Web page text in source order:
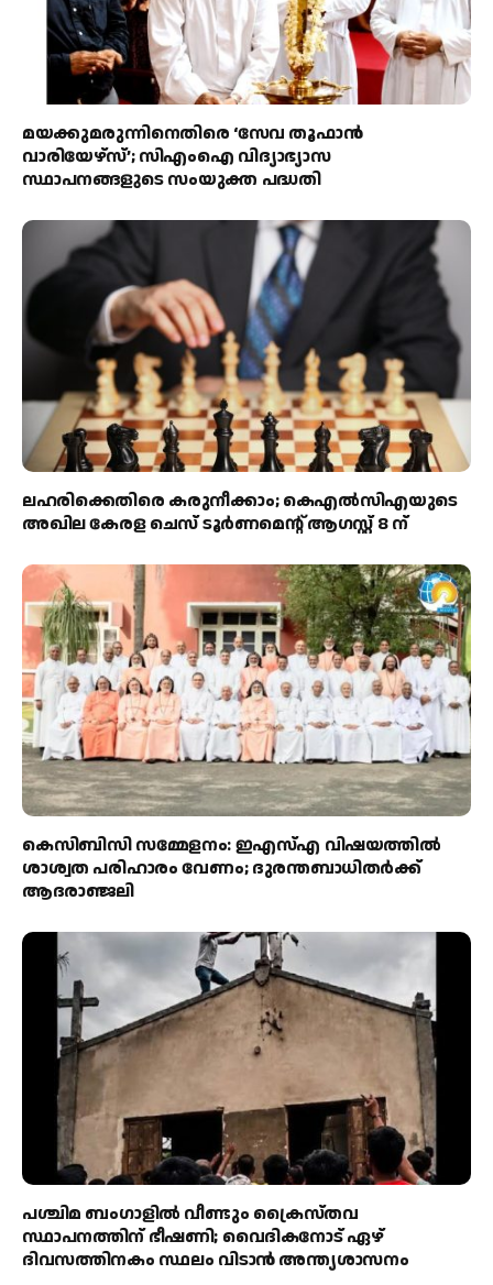
മയക്കുമരുന്നിനെതിരെ ‘സേവ തൂഫാൻ
വാരിയേഴ്‌സ്’; സിഎംഐ വിദ്യാഭ്യാസ
സ്ഥാപനങ്ങളുടെ സംയുക്ത പദ്ധതി
ലഹരിക്കെതിരെ കരുനീക്കാം; കെഎൽസിഎയുടെ
അഖില കേരള ചെസ് ടൂർണമെന്റ് ആഗസ്റ്റ് 8 ന്
കെസിബിസി സമ്മേളനം: ഇഎസ്എ വിഷയത്തിൽ
ശാശ്വത പരിഹാരം വേണം; ദുരന്തബാധിതർക്ക്
ആദരാഞ്ജലി
പശ്ചിമ ബംഗാളിൽ വീണ്ടും ക്രൈസ്തവ
സ്ഥാപനത്തിന് ഭീഷണി; വൈദികനോട് ഏഴ്
ദിവസത്തിനകം സ്ഥലം വിടാൻ അന്ത്യശാസനം